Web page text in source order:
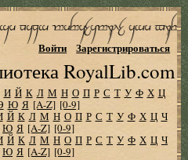
RoyalLib.com
Войти Зарегистрироваться
И Й К Л М Н О П Р С Т У Ф Х Ц
Ю Я [A-Z] [0-9]
Й К Л М Н О П Р С Т У Ф Х Ц Ч
Ю Я [A-Z] [0-9]
Й К Л М Н О П Р С Т У Ф Х Ц Ч
Ю Я [A-Z] [0-9]